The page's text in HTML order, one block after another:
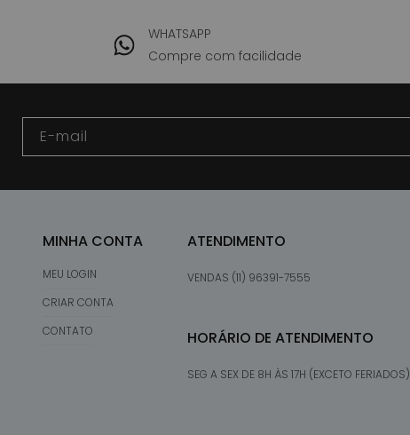
WHATSAPP
Compre com facilidade
E-mail
MINHA CONTA
MEU LOGIN
CRIAR CONTA
CONTATO
ATENDIMENTO
VENDAS (11) 96391-7555
HORÁRIO DE ATENDIMENTO
SEG A SEX DE 8H ÀS 17H (EXCETO FERIADOS)